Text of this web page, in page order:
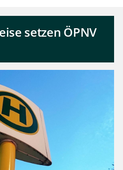
setzen ÖPNV